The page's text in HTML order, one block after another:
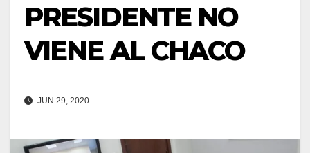
PRESIDENTE NO
VIENE AL CHACO
JUN 29, 2020